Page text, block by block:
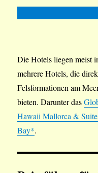
Die Hotels liegen meist
mehrere Hotels, die
Felsformationen am
bieten. Darunter das
Hawaii Mallorca &
Bay*.